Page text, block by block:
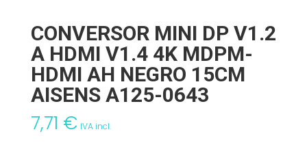
CONVERSOR MINI DP V1.2
A HDMI V1.4 4K MDPM-
HDMI AH NEGRO 15CM
AISENS A125-0643
7,71 € IVA incl.